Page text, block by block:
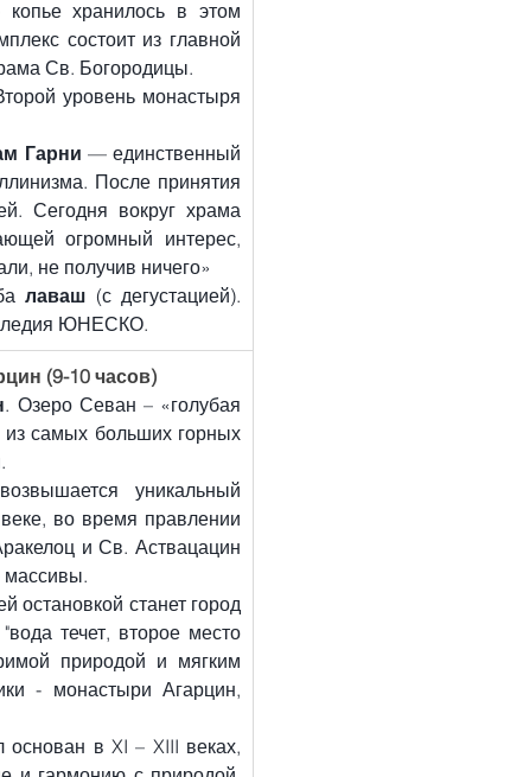
хранилось в этом
состоит из главной
Св. Богородицы.
уровень монастыря
Гарни — единственный
После принятия
Сегодня вокруг храма
огромный интерес,
не получив ничего»
лаваш (с дегустацией).
ЮНЕСКО.
(9-10 часов)
. Озеро Севан – «голубая
самых больших горных
уникальный
во время правлении
и Св. Аствацацин
массивы.
течет, второе место
природой и мягким
- монастыри Агарцин,
основан в XI – XIII веках,